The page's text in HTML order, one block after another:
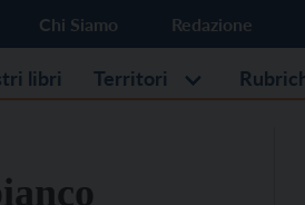
Chi Siamo Redazione
libri Territori